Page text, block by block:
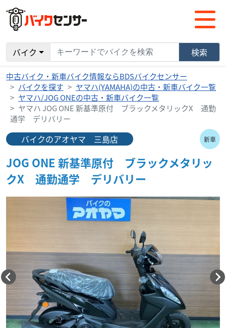
バイク 検索
中古バイク・新車バイク情報ならBDSバイクセンサー
バイクを探す
ヤマハ(YAMAHA)の中古・新車バイク一覧
ヤマハ/JOG ONEの中古・新車バイク一覧
ヤマハ JOG ONE 新基準原付 ブラックメタリックX 通勤
通学 デリバリー
バイクのアオヤマ 三島店 新車
JOG ONE 新基準原付 ブラックメタリッ
クX 通勤通学 デリバリー